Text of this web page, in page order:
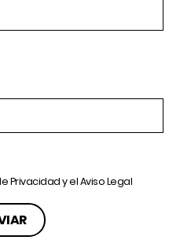
Privacidady elAviso Legal